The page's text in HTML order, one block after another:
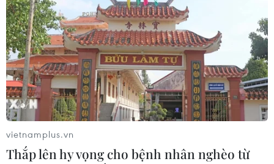
Nghị quyết số 80-NQ/TW: Hải Phòng
- bản sắc cửa biển và chiều sâu văn
hóa
07/08/2026 03:08
Chiến dịch 500 ngày đêm: Lặng
thầm viết tiếp hành trình trở về của
các liệt sỹ
07/08/2026 03:04
vietnamplus.vn
Thắp lên hy vọng cho bệnh nhân nghèo từ